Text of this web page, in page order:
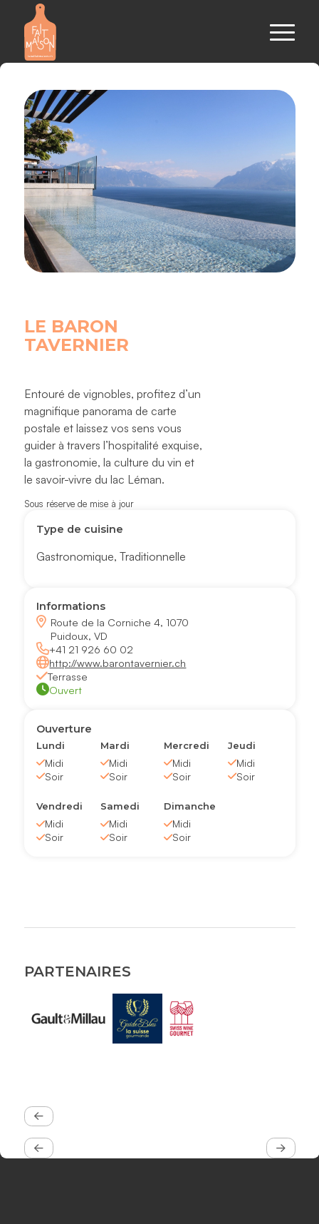
LE BARON
TAVERNIER
Entouré de vignobles, profitez d’un
magnifique panorama de carte
postale et laissez vos sens vous
guider à travers l’hospitalité exquise,
la gastronomie, la culture du vin et
le savoir-vivre du lac Léman.
Sous réserve de mise à jour
Type de cuisine
Gastronomique,Traditionnelle
Informations
Route de la Corniche 4, 1070
Puidoux, VD
+41 21 926 60 02
http://www.barontavernier.ch
Terrasse
Ouvert
Ouverture
Lundi
Midi
Soir
Mardi
Midi
Soir
Mercredi
Midi
Soir
Jeudi
Midi
Soir
Vendredi
Midi
Soir
Samedi
Midi
Soir
Dimanche
Midi
Soir
PARTENAIRES